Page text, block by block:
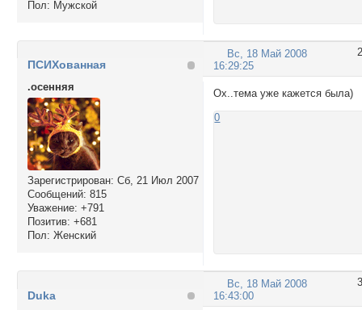
Пол: Мужской
2
Вс, 18 Май 2008
16:29:25
ПСИХованная
.осенняя
Зарегистрирован: Сб, 21 Июл 2007
Сообщений: 815
Уважение: +791
Позитив: +681
Пол: Женский
Ох..тема уже кажется была)
0
3
Вс, 18 Май 2008
16:43:00
Duka